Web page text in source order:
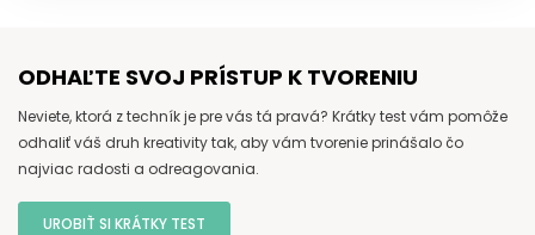
ODHAĽTE SVOJ PRÍSTUP K TVORENIU
Neviete, ktorá z techník je pre vás tá pravá? Krátky test vám pomôže
odhaliť váš druh kreativity tak, aby vám tvorenie prinášalo čo
najviac radosti a odreagovania.
UROBIŤ SI KRÁTKY TEST